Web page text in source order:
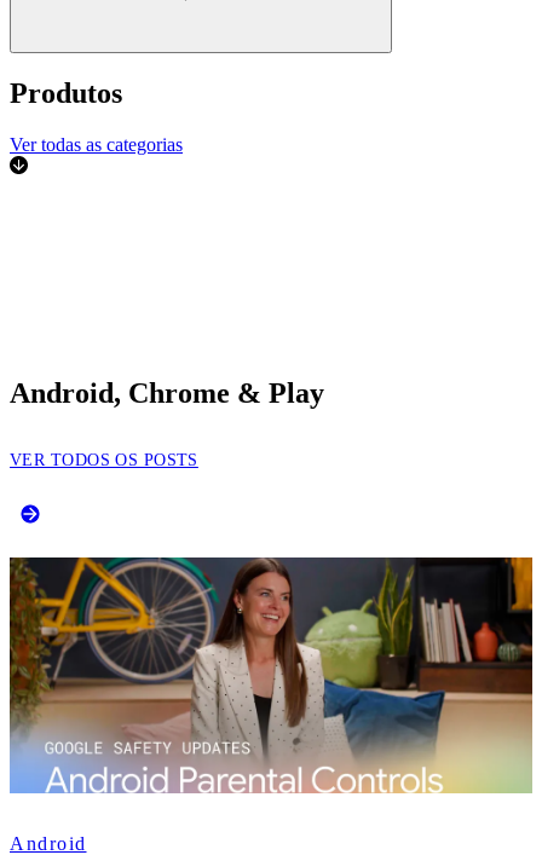
Produtos
Ver todas as categorias
Android, Chrome & Play
VER TODOS OS POSTS
Android